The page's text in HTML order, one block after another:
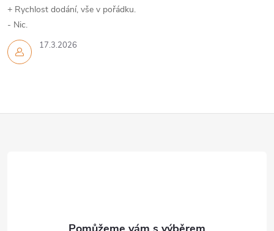
y
v
17.3.2026
+ Rychlost dodání, vše v pořádku.
- Nic.